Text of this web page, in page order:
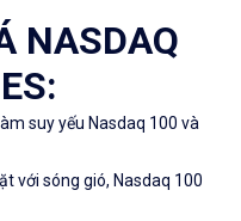
NASDAQ
suy yếu Nasdaq 100 và
với sóng gió, Nasdaq 100